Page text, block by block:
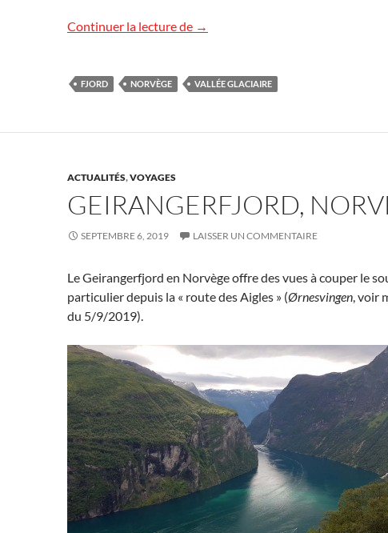
Continuer la lecture de Fjords en Norvège
→
FJORD NORVÈGE VALLÉE GLACIAIRE
ACTUALITÉS,VOYAGES
GEIRANGERFJORD,
SEPTEMBRE 6, 2019 LAISSER UN COMMENTAIRE
Le Geirangerfjord en Norvège offre des vues à couper le
particulier depuis la « route des Aigles » (Ørnesvingen, voir
du 5/9/2019).